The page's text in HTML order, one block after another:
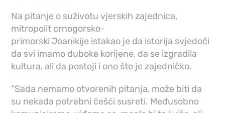
Na pitanje o suživotu vjerskih zajednica,
mitropolit crnogorsko-
primorski Joanikije istakao je da istorija svjedoči
da svi imamo duboke korijene, da se izgradila
kultura, ali da postoji i ono što je zajedničko.
“Sada nemamo otvorenih pitanja, može biti da
su nekada potrebni češći susreti. Međusobno